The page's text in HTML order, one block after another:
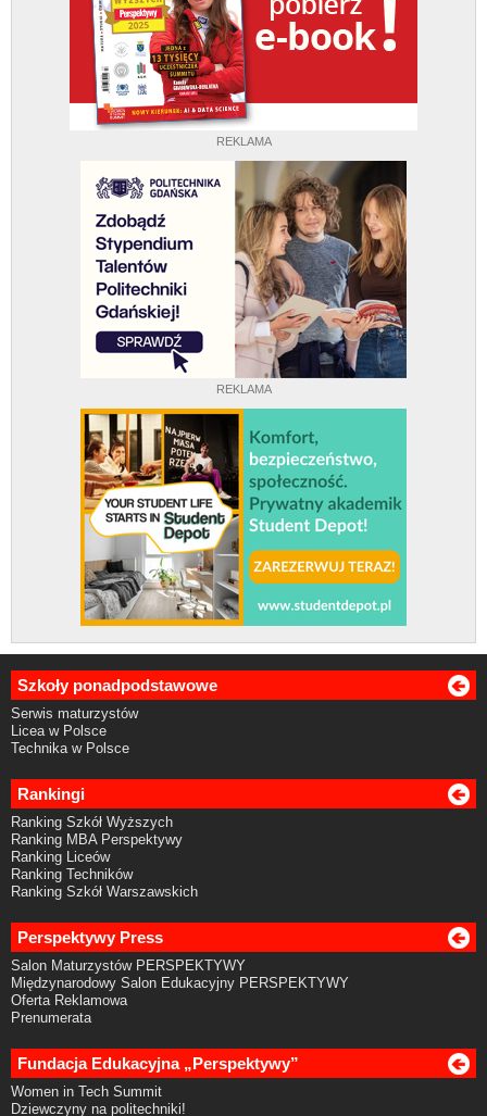
REKLAMA
REKLAMA
Szkoły ponadpodstawowe
Serwis maturzystów
Licea w Polsce
Technika w Polsce
Rankingi
Ranking Szkół Wyższych
Ranking MBA Perspektywy
Ranking Liceów
Ranking Techników
Ranking Szkół Warszawskich
Perspektywy Press
Salon Maturzystów PERSPEKTYWY
Międzynarodowy Salon Edukacyjny PERSPEKTYWY
Oferta Reklamowa
Prenumerata
Fundacja Edukacyjna „Perspektywy”
Women in Tech Summit
Dziewczyny na politechniki!